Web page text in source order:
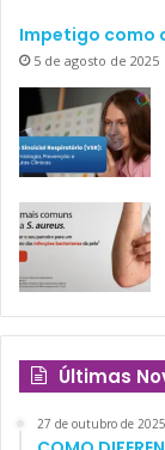
Impetigo como
5 de agosto de 2025
Últimas
27 de outubro de 2025